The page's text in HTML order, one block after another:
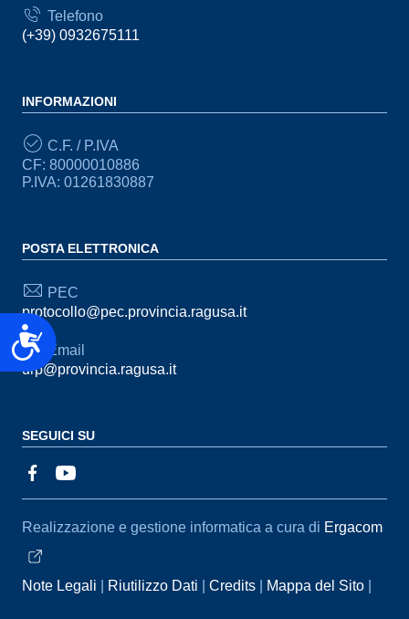
Accessibilità
Telefono
(+39) 0932675111
INFORMAZIONI
C.F. / P.IVA
CF: 80000010886
P.IVA: 01261830887
POSTA ELETTRONICA
PEC
protocollo@pec.provincia.ragusa.it
Email
urp@provincia.ragusa.it
SEGUICI SU
Sezione Link Utili
Realizzazione e gestione informatica a cura di Ergacom
Note Legali Riutilizzo Dati Credits
Mappa del Sito